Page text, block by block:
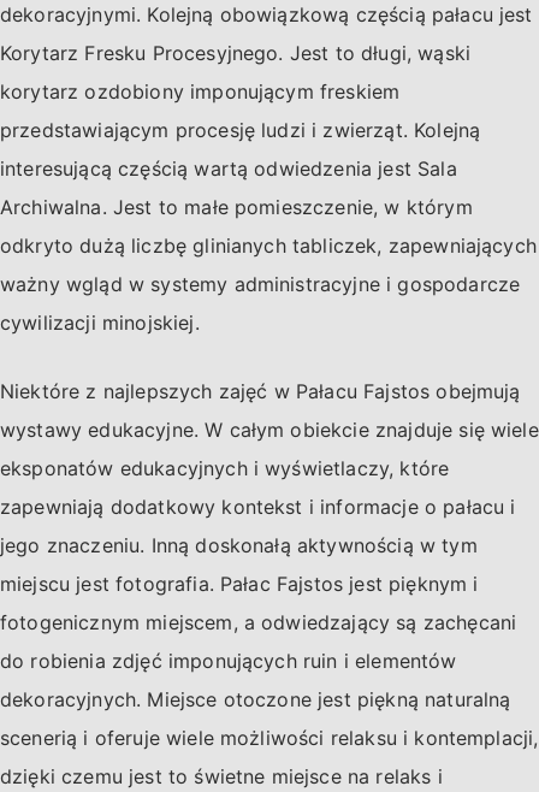
dekoracyjnymi. Kolejną obowiązkową częścią pałacu jest
Korytarz Fresku Procesyjnego. Jest to długi, wąski
korytarz ozdobiony imponującym freskiem
przedstawiającym procesję ludzi i zwierząt. Kolejną
interesującą częścią wartą odwiedzenia jest Sala
Archiwalna. Jest to małe pomieszczenie, w którym
odkryto dużą liczbę glinianych tabliczek, zapewniających
ważny wgląd w systemy administracyjne i gospodarcze
cywilizacji minojskiej.
Niektóre z najlepszych zajęć w Pałacu Fajstos obejmują
wystawy edukacyjne. W całym obiekcie znajduje się wiele
eksponatów edukacyjnych i wyświetlaczy, które
zapewniają dodatkowy kontekst i informacje o pałacu i
jego znaczeniu. Inną doskonałą aktywnością w tym
miejscu jest fotografia. Pałac Fajstos jest pięknym i
fotogenicznym miejscem, a odwiedzający są zachęcani
do robienia zdjęć imponujących ruin i elementów
dekoracyjnych. Miejsce otoczone jest piękną naturalną
scenerią i oferuje wiele możliwości relaksu i kontemplacji,
dzięki czemu jest to świetne miejsce na relaks i